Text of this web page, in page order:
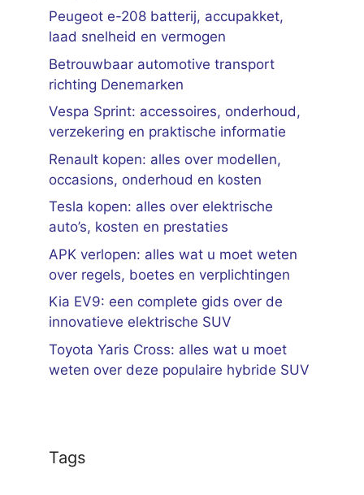
Peugeot e-208 batterij, accupakket,
laad snelheid en vermogen
Betrouwbaar automotive transport
richting Denemarken
Vespa Sprint: accessoires, onderhoud,
verzekering en praktische informatie
Renault kopen: alles over modellen,
occasions, onderhoud en kosten
Tesla kopen: alles over elektrische
auto’s, kosten en prestaties
APK verlopen: alles wat u moet weten
over regels, boetes en verplichtingen
Kia EV9: een complete gids over de
innovatieve elektrische SUV
Toyota Yaris Cross: alles wat u moet
weten over deze populaire hybride SUV
Tags